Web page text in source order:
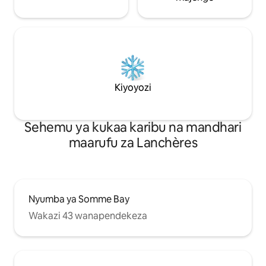
Kiyoyozi
Sehemu ya kukaa karibu na mandhari
maarufu za Lanchères
Nyumba ya Somme Bay
Wakazi 43 wanapendekeza